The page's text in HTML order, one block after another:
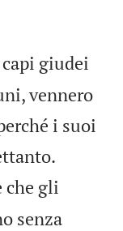
giudei
vennero
i suoi
che gli
senza